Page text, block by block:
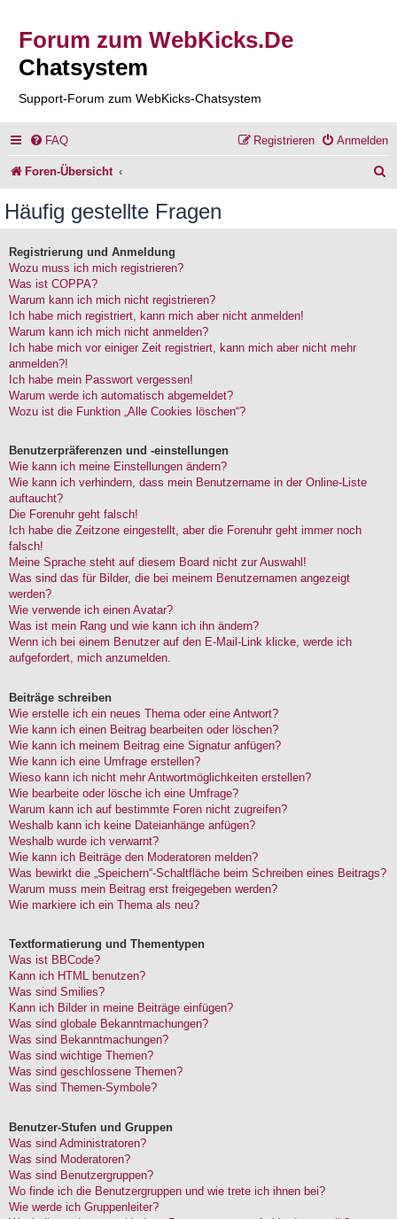
Forum zum WebKicks.De
Chatsystem
Support-Forum zum WebKicks-Chatsystem
FAQ Anmelden
Registrieren
Foren-Übersicht
Häufig gestellte Fragen
Registrierung und Anmeldung
Wozu muss ich mich registrieren?
Was ist COPPA?
Warum kann ich mich nicht registrieren?
Ich habe mich registriert, kann mich aber nicht anmelden!
Warum kann ich mich nicht anmelden?
Ich habe mich vor einiger Zeit registriert, kann mich aber nicht mehr
anmelden?!
Ich habe mein Passwort vergessen!
Warum werde ich automatisch abgemeldet?
Wozu ist die Funktion „Alle Cookies löschen“?
Benutzerpräferenzen und -einstellungen
Wie kann ich meine Einstellungen ändern?
Wie kann ich verhindern, dass mein Benutzername in der Online-Liste
auftaucht?
Die Forenuhr geht falsch!
Ich habe die Zeitzone eingestellt, aber die Forenuhr geht immer noch
falsch!
Meine Sprache steht auf diesem Board nicht zur Auswahl!
Was sind das für Bilder, die bei meinem Benutzernamen angezeigt
werden?
Wie verwende ich einen Avatar?
Was ist mein Rang und wie kann ich ihn ändern?
Wenn ich bei einem Benutzer auf den E-Mail-Link klicke, werde ich
aufgefordert, mich anzumelden.
Beiträge schreiben
Wie erstelle ich ein neues Thema oder eine Antwort?
Wie kann ich einen Beitrag bearbeiten oder löschen?
Wie kann ich meinem Beitrag eine Signatur anfügen?
Wie kann ich eine Umfrage erstellen?
Wieso kann ich nicht mehr Antwortmöglichkeiten erstellen?
Wie bearbeite oder lösche ich eine Umfrage?
Warum kann ich auf bestimmte Foren nicht zugreifen?
Weshalb kann ich keine Dateianhänge anfügen?
Weshalb wurde ich verwarnt?
Wie kann ich Beiträge den Moderatoren melden?
Was bewirkt die „Speichern“-Schaltfläche beim Schreiben eines Beitrags?
Warum muss mein Beitrag erst freigegeben werden?
Wie markiere ich ein Thema als neu?
Textformatierung und Thementypen
Was ist BBCode?
Kann ich HTML benutzen?
Was sind Smilies?
Kann ich Bilder in meine Beiträge einfügen?
Was sind globale Bekanntmachungen?
Was sind Bekanntmachungen?
Was sind wichtige Themen?
Was sind geschlossene Themen?
Was sind Themen-Symbole?
Benutzer-Stufen und Gruppen
Was sind Administratoren?
Was sind Moderatoren?
Was sind Benutzergruppen?
Wo finde ich die Benutzergruppen und wie trete ich ihnen bei?
Wie werde ich Gruppenleiter?